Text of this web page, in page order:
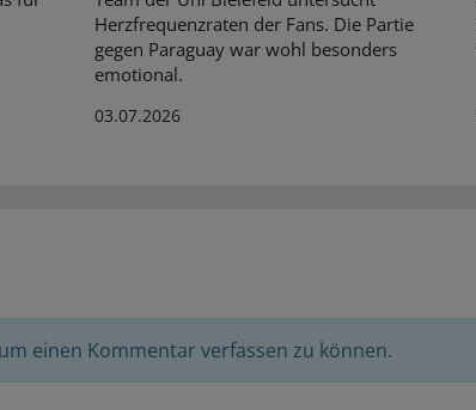
Herzfrequenzraten der Fans. Die Partie
gegen Paraguay war wohl besonders
emotional.
03.07.2026
einen Kommentar verfassen zu können.